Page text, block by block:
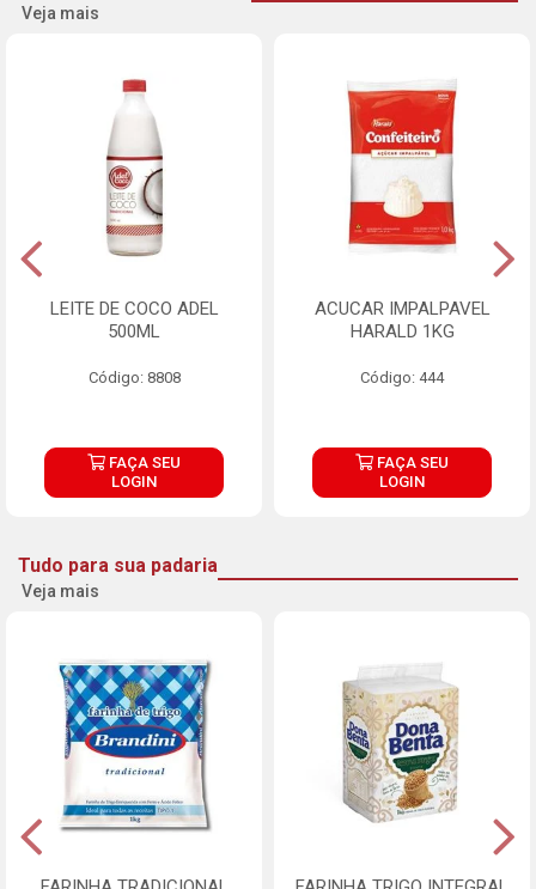
Veja mais
LEITE DE COCO ADEL
500ML
Código: 8808
FAÇA SEU
LOGIN
ACUCAR IMPALPAVEL
HARALD 1KG
Código: 444
FAÇA SEU
LOGIN
Tudo para sua padaria
Veja mais